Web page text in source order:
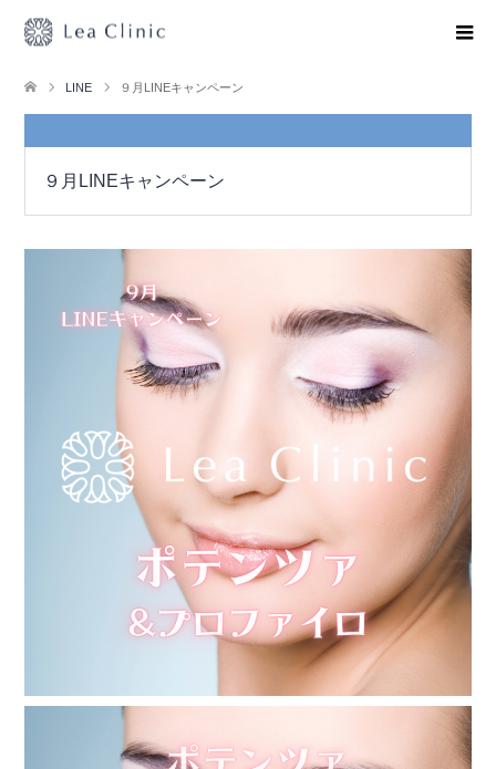
LINE ９月LINEキャンペーン
９月LINEキャンペーン